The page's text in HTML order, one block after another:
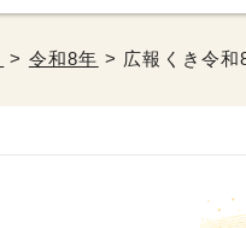
> 令和8年 > 広報くき令和